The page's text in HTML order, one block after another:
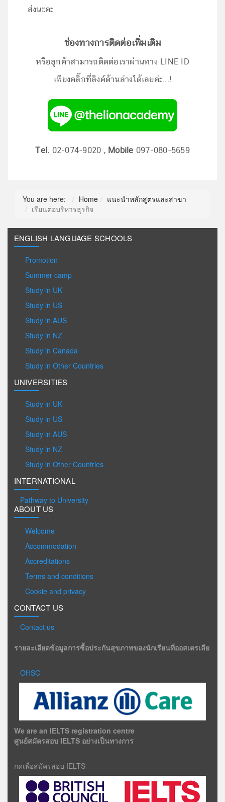
ส่งนะคะ
ช่องทางการติดต่อเพิ่มเติม
หรือลูกค้าสามารถติดต่อเราผ่านทาง LINE ID
เพียงคลิ๊กที่ลิงค์ด้านล่างได้เลยค่ะ...!
Tel. 02-074-9020 , Mobile 097-080-5659
You are here: Home
แนะนำหลักสูตรและสาขา
เรียนต่อบริหารธุรกิจ
ENGLISH LANGUAGE SCHOOLS
Promotion
Summer camp
Study in UK
Study in US
Study in AUS
Study in NZ
Study in Canada
Study in Other Countries
UNIVERSITIES
Study in UK
Study in US
Study in AUS
Study in NZ
Study in Other Countries
INTERNATIONAL
Pathway to University
ABOUT US
Welcome
Accommodation
Accreditations
Terms and conditions
Cookie and privacy
CONTACT US
Contact us
รายละเอียดข้อมูลการซื้อประกันสุขภาพของนักเรียนที่ออสเตรเลีย
OHSC
We are an IELTS registration centre
ศูนย์สมัครสอบ IELTS อย่างเป็นทางการ
กดเพื่อสมัครสอบ IELTS